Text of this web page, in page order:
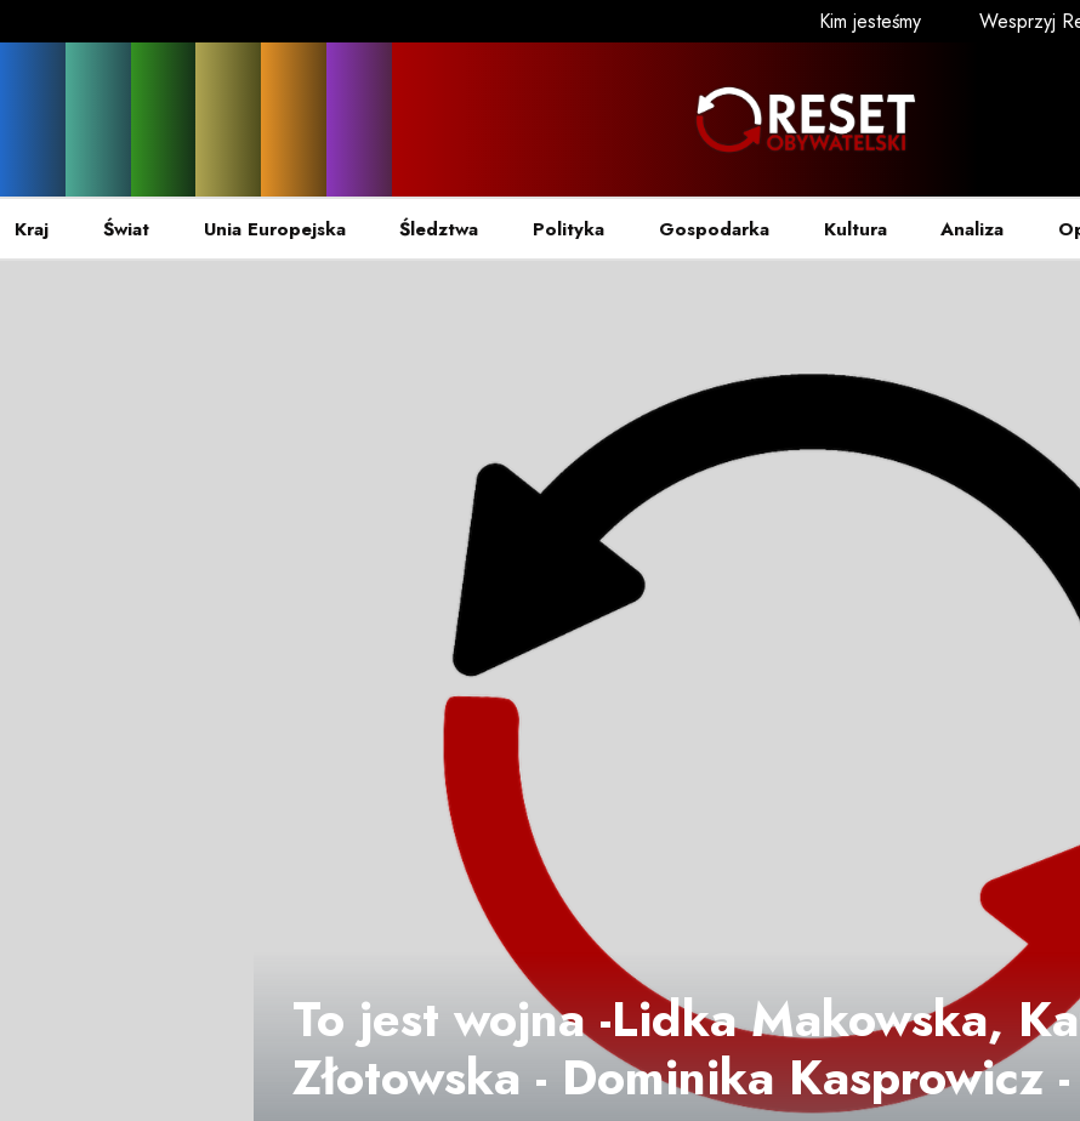
Kim jesteśmy Wesprzyj
Kraj Świat Unia Europejska Śledztwa Polityka Gospodarka Kultura Analiza
To jest wojna -Lidka Makowska,
Złotowska - Dominika Kasprowicz